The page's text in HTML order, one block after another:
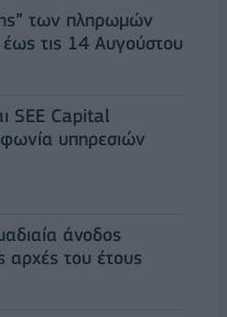
των πληρωμών
τις 14 Αυγούστου
SEE Capital
υπηρεσιών
άνοδος
του έτους